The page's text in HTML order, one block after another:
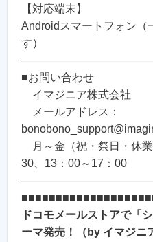
【対応端末】
Androidスマートフォン（
す）
■お問い合わせ
イマジニア株式会社
メールアドレス：
月～金（祝・祭日・休業
30、13：00～17：00
ドコモメールストアで「
ーマ発売！（by イマジニ